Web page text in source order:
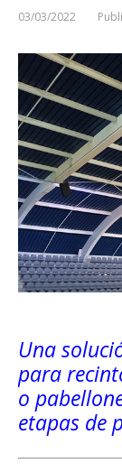
03/03/2022
Una
para
o
etapas de